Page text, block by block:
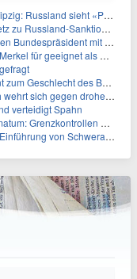
sieht «Provokation»
zu Russland-Sanktionen
mit Politik-Erfahrung
als Bundespräsidentin
des Bundespräsidenten
sich gegen drohende Sperre
verteidigt Spahn
Grenzkontrollen beenden
von Schwerarbeiter-Rente